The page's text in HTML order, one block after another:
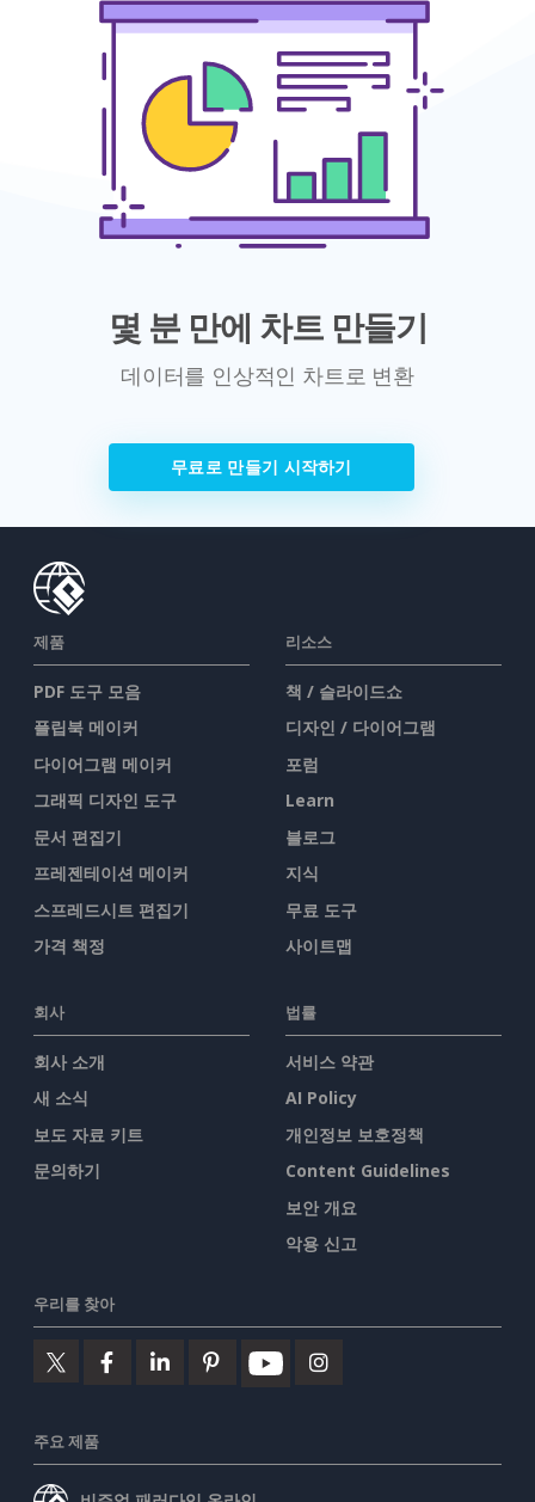
몇 분 만에 차트 만들기
데이터를 인상적인 차트로 변환
무료로 만들기 시작하기
제품
PDF 도구 모음
플립북 메이커
다이어그램 메이커
그래픽 디자인 도구
문서 편집기
프레젠테이션 메이커
스프레드시트 편집기
가격 책정
리소스
책 / 슬라이드쇼
디자인 / 다이어그램
포럼
Learn
블로그
지식
무료 도구
사이트맵
회사
회사 소개
새 소식
보도 자료 키트
문의하기
법률
서비스 약관
AI Policy
개인정보 보호정책
Content Guidelines
보안 개요
악용 신고
우리를 찾아
주요 제품